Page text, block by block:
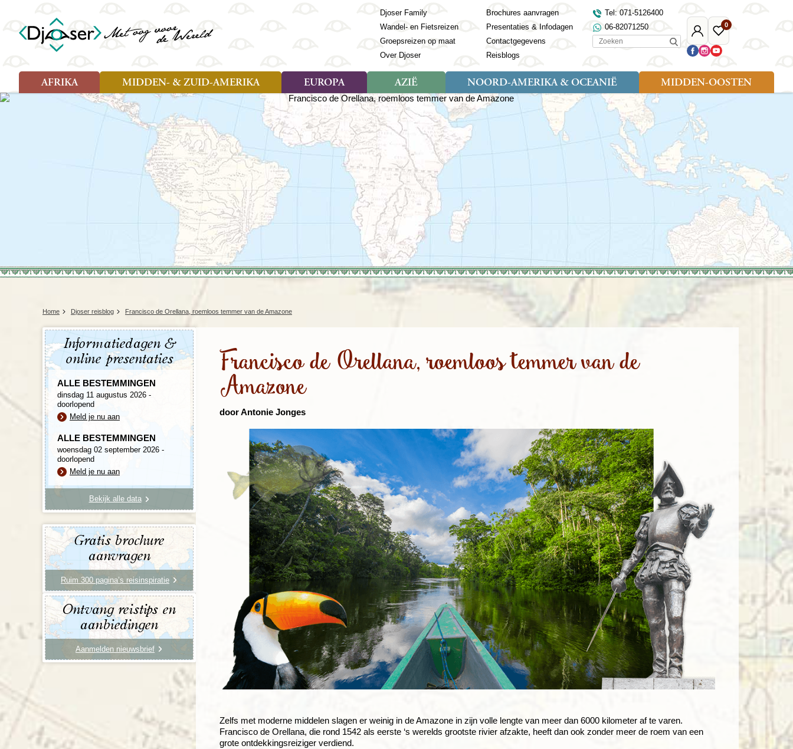
Mijn
Djoser
0
Favoriete
reizen
Djoser Family
Wandel- en Fietsreizen
Groepsreizen op maat
Over Djoser
Brochures aanvragen
Presentaties & Infodagen
Contactgegevens
Reisblogs
Tel: 071-5126400
06-82071250
Zoeken
AFRIKA
Landen
Angola
Benin
Botswana
Egypte
Ghana
Kaapverdië
Kenia
Madagaskar
Mozambique
Namibië
Sao Tomé en Principe
Swaziland
Tanzania
Togo
Zambia
Zanzibar
Zimbabwe
MIDDEN- & ZUID-AMERIKA
Soort reizen
Rondreis (25)
Familiereis (11)
Cultuur (9)
Natuur (13)
Belize
Bolivia
Brazilië
Chili
Colombia
Costa Rica
Cuba
Ecuador
El Salvador
(Frans) Guyana
Galapagos
Guatemala
Honduras
Mexico
Nicaragua
Paaseiland
Paraguay
Suriname
EUROPA
Soort reizen
Rondreis (28)
Familiereis (11)
Fietsreis (8)
Wandelreis (23)
Landen
Albanië
Andorra
Armenië
Azerbeidzjan
Azoren
Balkan
Baltische Staten
Bosnië en Herzegovina
Bulgarije
Engeland
Estland
Finland
Frankrijk
Griekenland
Montenegro
Noord-Macedonië
Noorwegen
Polen
Portugal
Roemenië
Sardinië
Verenigd Koninkrijk
AZIË
Soort reizen
Rondreis (57)
Familiereis (22)
Fietsreis (3)
Cultuur (28)
Natuur (16)
Nieuwe reizen
Rondreis China & Tibet, 42
dagen
Rondreis Sulawesi &
Molukken, 22 dagen
Landen
Bangladesh
Laos
Malediven
Maleisië
Mongolië
Nepal
Oezbekistan
Singapore
Zuid-Korea
NOORD-AMERIKA & OCEANIË
Soort reizen
Rondreis (7)
Familiereis (2)
Natuur (5)
Landen
Nieuw-Zeeland
Verenigde Staten
MIDDEN-OOSTEN
Soort reizen
Familiereis (9)
Fietsreis (1)
Landen
Egypte
Jordanië
Marokko
Oman
Saoedi-Arabië
Tunesië
Turkije
Home Djoser reisblog Francisco de Orellana, roemloos temmer van de Amazone
Francisco de Orellana, roemloos temmer van de
Amazone
door Antonie Jonges
Zelfs met moderne middelen slagen er weinig in de Amazone in zijn volle lengte van meer dan 6000 kilometer af te varen.
Francisco de Orellana, die rond 1542 als eerste ‘s werelds grootste rivier afzakte, heeft dan ook zonder meer de roem van een
grote ontdekkingsreiziger verdiend.
Informatiedagen &
online presentaties
ALLE BESTEMMINGEN
dinsdag 11 augustus 2026 -
doorlopend
Meld je nu aan
ALLE BESTEMMINGEN
woensdag 02 september 2026 -
doorlopend
Meld je nu aan
Bekijk alle data
Gratis brochure
aanvragen
Ruim 300 pagina’s reisinspiratie
Ontvang reistips en
aanbiedingen
Aanmelden nieuwsbrief